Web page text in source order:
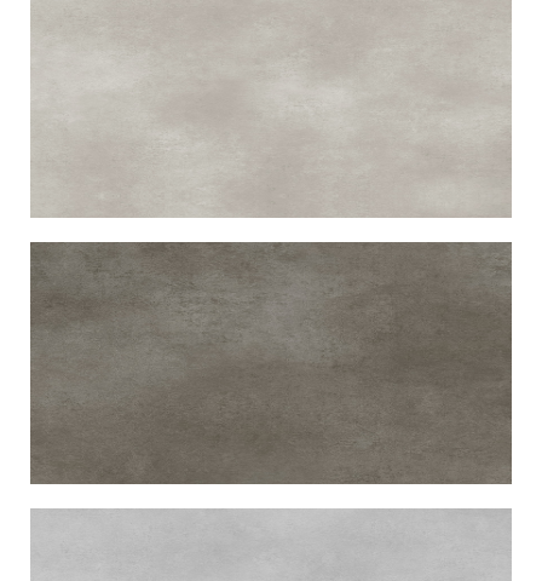
杏仁粉MAX
Rose Dragee MAX